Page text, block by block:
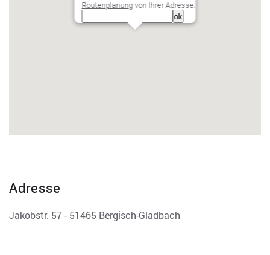
Routenplanung von Ihrer Adresse:
Adresse
Jakobstr. 57 - 51465 Bergisch-Gladbach